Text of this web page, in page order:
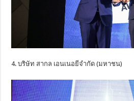
4. บริษัท สากล เอนเนอยีจำกัด (มหาชน)